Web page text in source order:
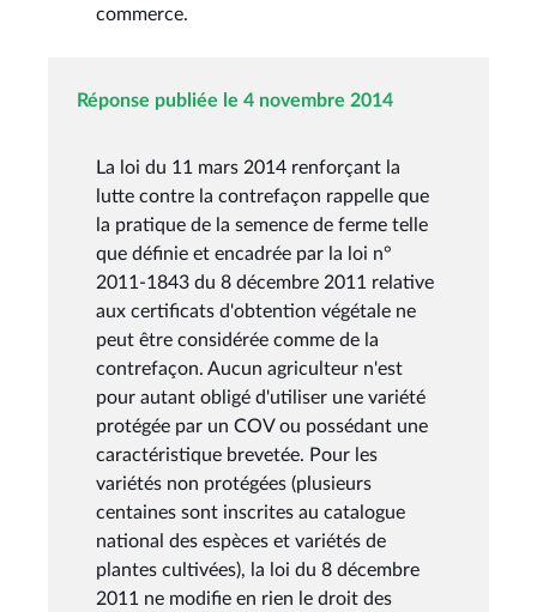
commerce.
Réponse publiée le 4 novembre 2014
La loi du 11 mars 2014 renforçant la
lutte contre la contrefaçon rappelle que
la pratique de la semence de ferme telle
que définie et encadrée par la loi n°
2011-1843 du 8 décembre 2011 relative
aux certificats d'obtention végétale ne
peut être considérée comme de la
contrefaçon. Aucun agriculteur n'est
pour autant obligé d'utiliser une variété
protégée par un COV ou possédant une
caractéristique brevetée. Pour les
variétés non protégées (plusieurs
centaines sont inscrites au catalogue
national des espèces et variétés de
plantes cultivées), la loi du 8 décembre
2011 ne modifie en rien le droit des